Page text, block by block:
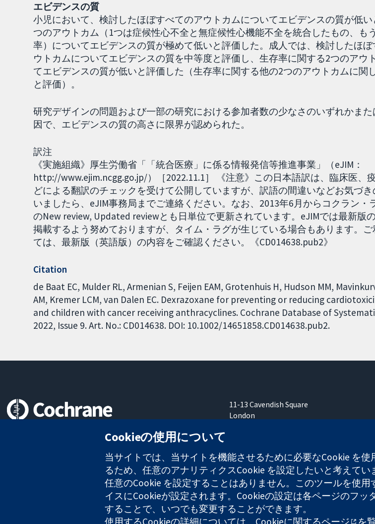
エビデンスの質
小児において、検討したほぼすべてのアウトカムについてエビデンスの質が低
つのアウトカム（1つは症候性心不全と無症候性心機能不全を統合したもの、も
率）についてエビデンスの質が極めて低いと評価した。成人では、検討したほ
ウトカムについてエビデンスの質を中等度と評価し、生存率に関する2つのアウ
てエビデンスの質が低いと評価した（生存率に関する他の2つのアウトカムに関
と評価）。
研究デザインの問題および一部の研究における参加者数の少なさのいずれかま
因で、エビデンスの質の高さに限界が認められた。
訳注
《実施組織》厚生労働省「「統合医療」に係る情報発信等推進事業」（eJIM：
http://www.ejim.ncgg.go.jp/）［2022.11.1］ 《注意》この日本語訳は、臨床医、
どによる翻訳のチェックを受けて公開していますが、訳語の間違いなどお気づ
いましたら、eJIM事務局までご連絡ください。なお、2013年6月からコクラン・
のNew review, Updated reviewとも日単位で更新されています。eJIMでは最新版
掲載するよう努めておりますが、タイム・ラグが生じている場合もあります。ご
ては、最新版（英語版）の内容をご確認ください。《CD014638.pub2》
Citation
de Baat EC, Mulder RL, Armenian S, Feijen EAM, Grotenhuis H, Hudson MM,
AM, Kremer LCM, van Dalen EC. Dexrazoxane for preventing or reducing
and children with cancer receiving anthracyclines. Cochrane Database of
2022, Issue 9. Art. No.: CD014638. DOI: 10.1002/14651858.CD014638.pub2.
11-13 Cavendish Square
London
コクラン・コラボレーションは、イングランド及びウェールズに登録された慈善団体（登録番号
Cookieの使用について
当サイトでは、当サイトを機能させるために必要なCookie を
るため、任意のアナリティクスCookie を設定したいと考えてい
任意のCookie を設定することはありません。このツールを使
イスにCookieが設定されます。Cookieの設定は各ページのフッ
することで、いつでも変更することができます。
使用するCookieの詳細については、 Cookieに関するページ を